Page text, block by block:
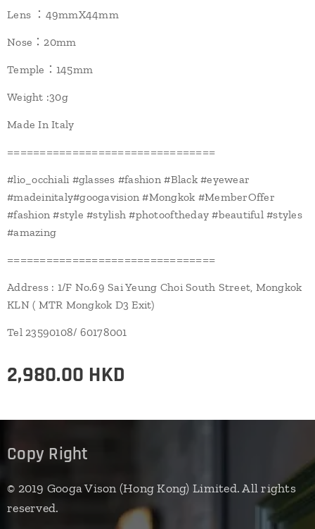
Lens ：49mmX44mm
Nose：20mm
Temple：145mm
Weight :30g
Made In Italy
================================
#lio_occhiali #glasses #fashion #Black #eyewear
#madeinitaly#googavision #Mongkok #MemberOffer
#fashion #style #stylish #photooftheday #beautiful #styles
#amazing
================================
Address : 1/F No.69 Sai Yeung Choi South Street, Mongkok
KLN ( MTR Mongkok D3 Exit)
Tel 23590108/ 60178001
2,980.00 HKD
Copy Right
© 2019 Googa Vison (Hong Kong) Limited. All rights
reserved.